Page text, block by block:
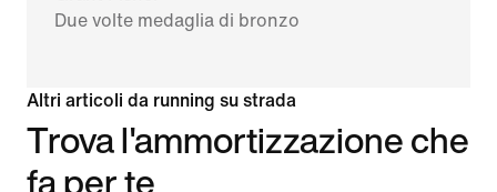
Due volte medaglia di bronzo
Altri articoli da running su strada
Trova l'ammortizzazione che